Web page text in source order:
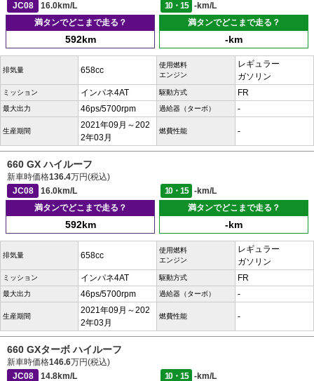
JC08
16.0km/L 10・15
-km/L
満タンでどこまで走る？
592km
満タンでどこまで走る？
-km
排気量 658cc
使用燃料
エンジン
レギュラー
ガソリン
ミッション インパネ4AT 駆動方式 FR
最大出力 46ps/5700rpm 過給器（ターボ） -
生産期間
2021年09月～202
2年03月
燃費性能 -
660 GX ハイルーフ
新車時価格136.4万円(税込)
JC08
16.0km/L 10・15
-km/L
満タンでどこまで走る？
592km
満タンでどこまで走る？
-km
排気量 658cc
使用燃料
エンジン
レギュラー
ガソリン
ミッション インパネ4AT 駆動方式 FR
最大出力 46ps/5700rpm 過給器（ターボ） -
生産期間
2021年09月～202
2年03月
燃費性能 -
660 GXターボ ハイルーフ
新車時価格146.6万円(税込)
JC08
14.8km/L 10・15 -km/L